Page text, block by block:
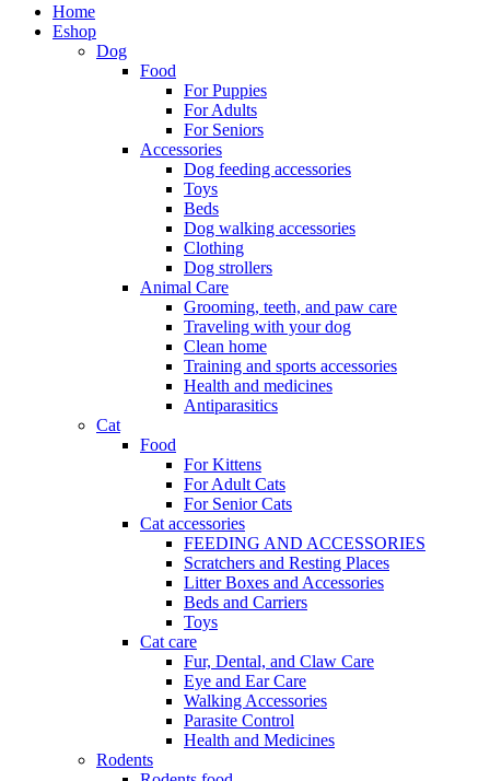
Home
Eshop
Dog
Food
For Puppies
For Adults
For Seniors
Accessories
Dog feeding accessories
Toys
Beds
Dog walking accessories
Clothing
Dog strollers
Animal Care
Grooming, teeth, and paw care
Traveling with your dog
Clean home
Training and sports accessories
Health and medicines
Antiparasitics
Cat
Food
For Kittens
For Adult Cats
For Senior Cats
Cat accessories
FEEDING AND ACCESSORIES
Scratchers and Resting Places
Litter Boxes and Accessories
Beds and Carriers
Toys
Cat care
Fur, Dental, and Claw Care
Eye and Ear Care
Walking Accessories
Parasite Control
Health and Medicines
Rodents